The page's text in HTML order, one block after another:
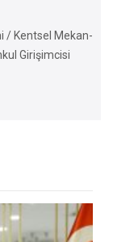
/ Kentsel Mekan-
Girişimcisi